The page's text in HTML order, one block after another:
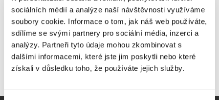
sociálních médií a analýze naší návštěvnosti využíváme
soubory cookie. Informace o tom, jak náš web používáte,
sdílíme se svými partnery pro sociální média, inzerci a
analýzy. Partneři tyto údaje mohou zkombinovat s
dalšími informacemi, které jste jim poskytli nebo které
získali v důsledku toho, že používáte jejich služby.